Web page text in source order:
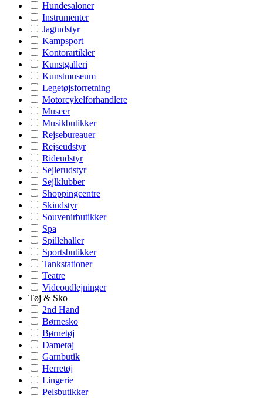
Hundesaloner
Instrumenter
Jagtudstyr
Kampsport
Kontorartikler
Kunstgalleri
Kunstmuseum
Legetøjsforretning
Motorcykelforhandlere
Museer
Musikbutikker
Rejsebureauer
Rejseudstyr
Rideudstyr
Sejlerudstyr
Sejlklubber
Shoppingcentre
Skiudstyr
Souvenirbutikker
Spa
Spillehaller
Sportsbutikker
Tankstationer
Teatre
Videoudlejninger
Tøj & Sko
2nd Hand
Børnesko
Børnetøj
Dametøj
Garnbutik
Herretøj
Lingerie
Pelsbutikker